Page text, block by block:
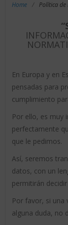
Home / Política
En Europa y en
pensadas para
cumplimiento
Por ello, es muy
perfectamente
que le pedimos.
Así, seremos
datos, con un
permitirán
Por favor, si una
alguna duda, no